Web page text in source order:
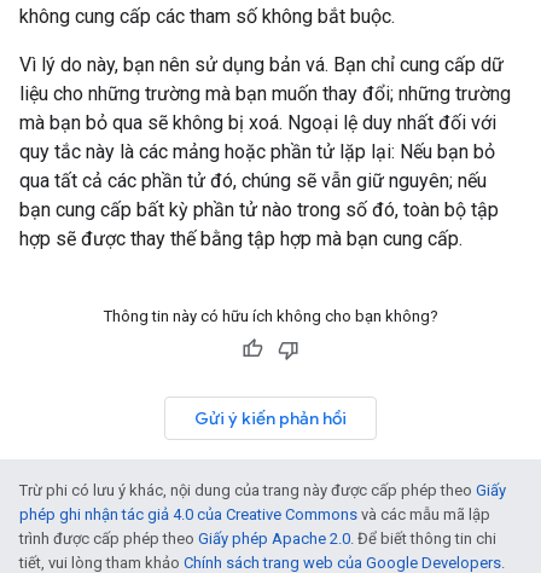
không cung cấp các tham số không bắt buộc.
Vì lý do này, bạn nên sử dụng bản vá. Bạn chỉ cung cấp dữ
liệu cho những trường mà bạn muốn thay đổi; những trường
mà bạn bỏ qua sẽ không bị xoá. Ngoại lệ duy nhất đối với
quy tắc này là các mảng hoặc phần tử lặp lại: Nếu bạn bỏ
qua tất cả các phần tử đó, chúng sẽ vẫn giữ nguyên; nếu
bạn cung cấp bất kỳ phần tử nào trong số đó, toàn bộ tập
hợp sẽ được thay thế bằng tập hợp mà bạn cung cấp.
Thông tin này có hữu ích không cho bạn không?
Gửi ý kiến phản hồi
Trừ phi có lưu ý khác, nội dung của trang này được cấp phép theo Giấy
phép ghi nhận tác giả 4.0 của Creative Commons và các mẫu mã lập
trình được cấp phép theo Giấy phép Apache 2.0. Để biết thông tin chi
tiết, vui lòng tham khảo Chính sách trang web của Google Developers.